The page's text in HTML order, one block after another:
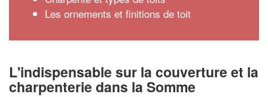
Les ornements et finitions de toit
L'indispensable sur la couverture et la
charpenterie dans la Somme